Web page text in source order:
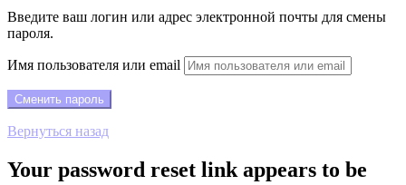
Введите ваш логин или адрес электронной почты для смены
пароля.
Имя пользователя или email
Вернуться назад
Your password reset link appears to be